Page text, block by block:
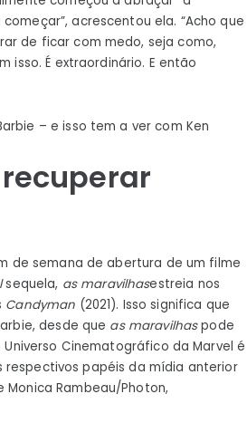
acrescentou ela. “Acho que
de ficar com medo, seja como,
isso. É extraordinário. E então
– e isso tem a ver com Ken
de semana de abertura de um filme
sequela, as maravilhasestreia nos
Candyman (2021). Isso significa que
desde que as maravilhaspode
Cinematográfico da Marvel é
respectivos papéis da mídia anterior
Monica Rambeau/Photon,